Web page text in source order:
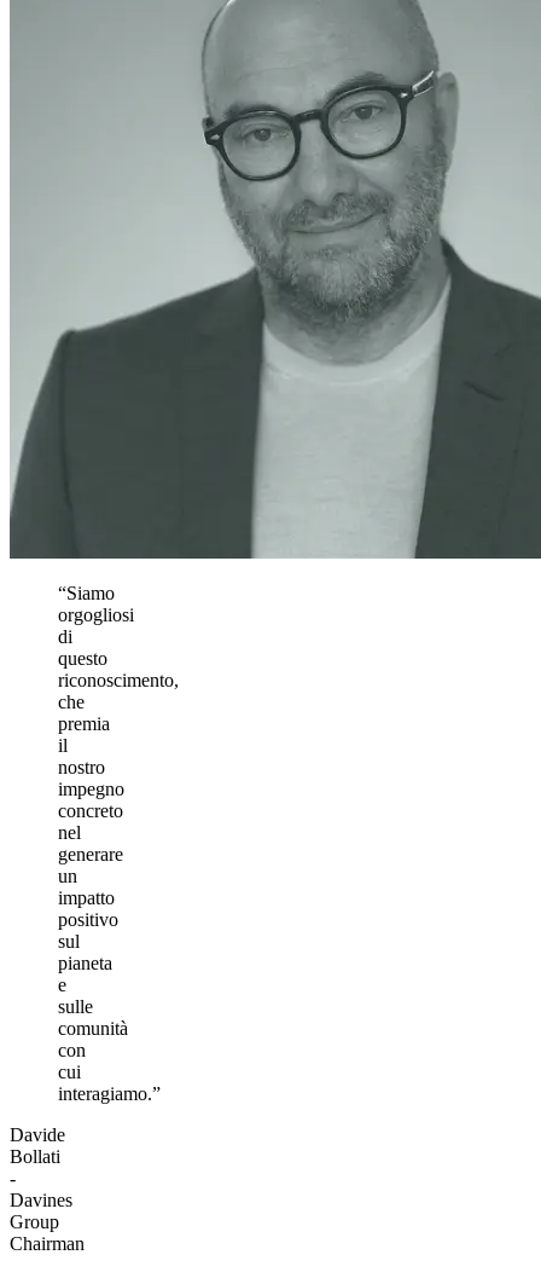
“Siamo
orgogliosi
di
questo
riconoscimento,
che
premia
il
nostro
impegno
concreto
nel
generare
un
impatto
positivo
sul
pianeta
e
sulle
comunità
con
cui
interagiamo.”
Davide
Bollati
-
Davines
Group
Chairman